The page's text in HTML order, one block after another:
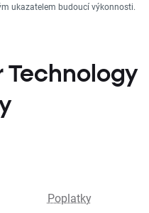
ukazatelem budoucí výkonnosti.
Technology
Poplatky